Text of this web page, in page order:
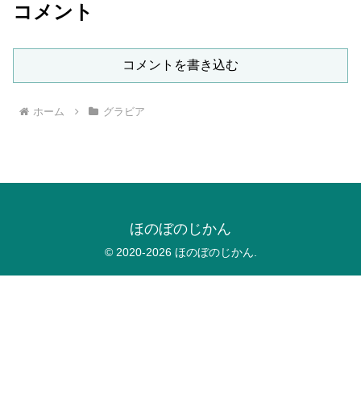
コメント
コメントを書き込む
ホーム グラビア
ほのぼのじかん
© 2020-2026 ほのぼのじかん.